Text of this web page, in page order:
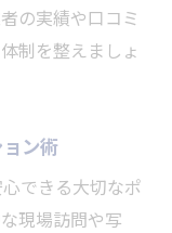
の実績や口コミ
制を整えましょ
ン術
できる大切なポ
現場訪問や写